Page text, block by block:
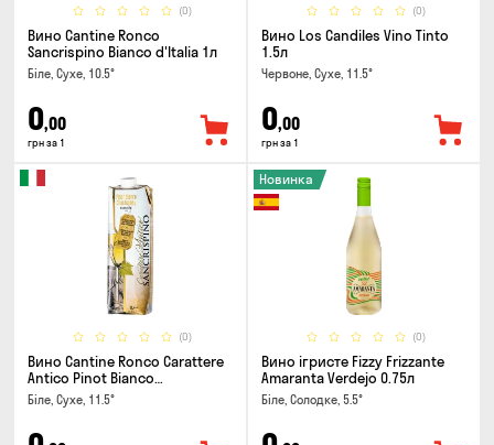
(0)
Вино Cantine Ronco
Sancrispino Bianco d'Italia 1л
Біле, Сухе, 10.5°
0,00
грн за 1
(0)
Вино Los Candiles Vino Tinto
1.5л
Червоне, Сухе, 11.5°
0,00
грн за 1
(0)
Вино Cantine Ronco Carattere
Antico Pinot Bianco
Chardonnay Rubicone IGT 1л
Біле, Сухе, 11.5°
(0)
Новинка
Вино ігристе Fizzy Frizzante
Amaranta Verdejo 0.75л
Біле, Солодке, 5.5°